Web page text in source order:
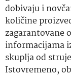
dobivaju i
količine
zagarantovane
informacijama
skuplja od
Istovremeno,